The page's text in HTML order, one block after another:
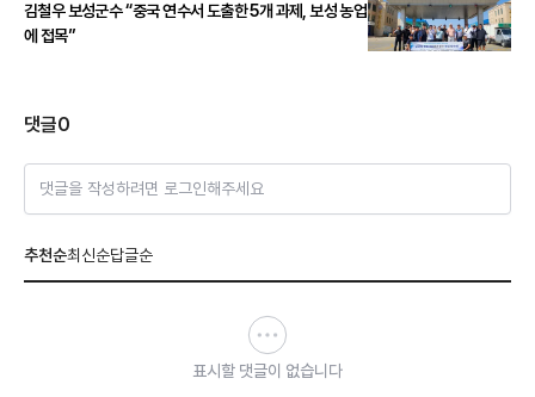
김철우 보성군수 “중국 연수서 도출한 5개 과제, 보성 농업
에 접목”
댓글0
댓글을 작성하려면 로그인해주세요
추천순최신순답글순
표시할 댓글이 없습니다